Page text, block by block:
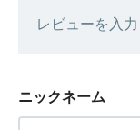
レビューを入力
ニックネーム